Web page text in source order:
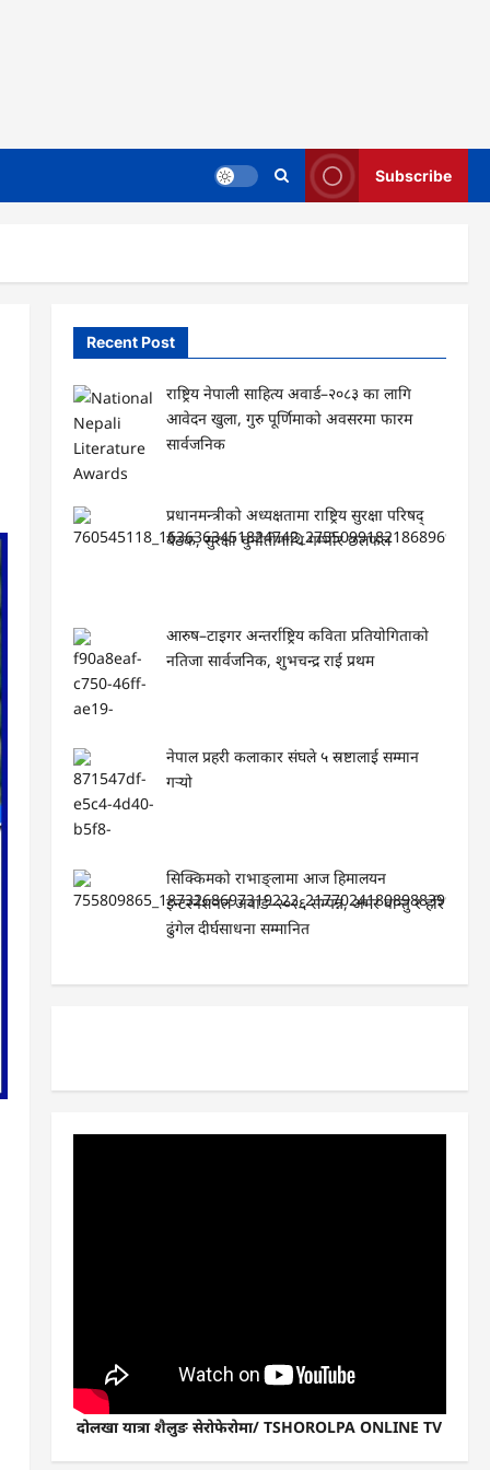
Subscribe
Recent Post
राष्ट्रिय नेपाली साहित्य अवार्ड–२०८३ का लागि
आवेदन खुला, गुरु पूर्णिमाको अवसरमा फारम
सार्वजनिक
प्रधानमन्त्रीको अध्यक्षतामा राष्ट्रिय सुरक्षा परिषद्
बैठक, सुरक्षा चुनौतीमाथि गम्भीर छलफल
आरुष–टाइगर अन्तर्राष्ट्रिय कविता प्रतियोगिताको
नतिजा सार्वजनिक, शुभचन्द्र राई प्रथम
नेपाल प्रहरी कलाकार संघले ५ स्रष्टालाई सम्मान
गर्‍यो
सिक्किमको राभाङ्लामा आज हिमालयन
इन्टरनेशनल अवार्ड–२०२६ सम्पन्न, अमर वान्तु र हरि
ढुंगेल दीर्घसाधना सम्मानित
दोलखा यात्रा शैलुङ सेरोफेरोमा/ TSHOROLPA ONLINE TV